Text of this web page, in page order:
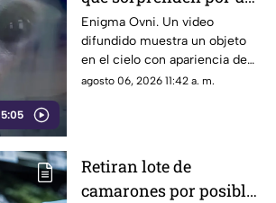
5:05
presunto platillo
volador
Enigma Ovni. Un video
difundido muestra un objeto
en el cielo con apariencia de
un presunto platillo volador y
agosto 06, 2026 11:42 a. m.
Retiran lote de
camarones por posible